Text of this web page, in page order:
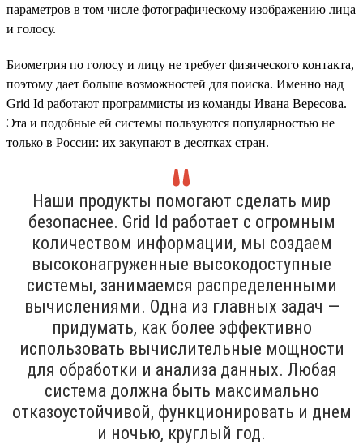
параметров в том числе фотографическому изображению лица
и голосу.
Биометрия по голосу и лицу не требует физического контакта,
поэтому дает больше возможностей для поиска. Именно над
Grid Id работают программисты из команды Ивана Вересова.
Эта и подобные ей системы пользуются популярностью не
только в России: их закупают в десятках стран.
Наши продукты помогают сделать мир
безопаснее. Grid Id работает с огромным
количеством информации, мы создаем
высоконагруженные высокодоступные
системы, занимаемся распределенными
вычислениями. Одна из главных задач —
придумать, как более эффективно
использовать вычислительные мощности
для обработки и анализа данных. Любая
система должна быть максимально
отказоустойчивой, функционировать и днем
и ночью, круглый год.